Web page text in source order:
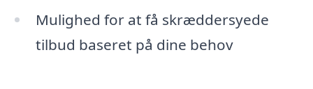
Mulighed for at få skræddersyede
tilbud baseret på dine behov